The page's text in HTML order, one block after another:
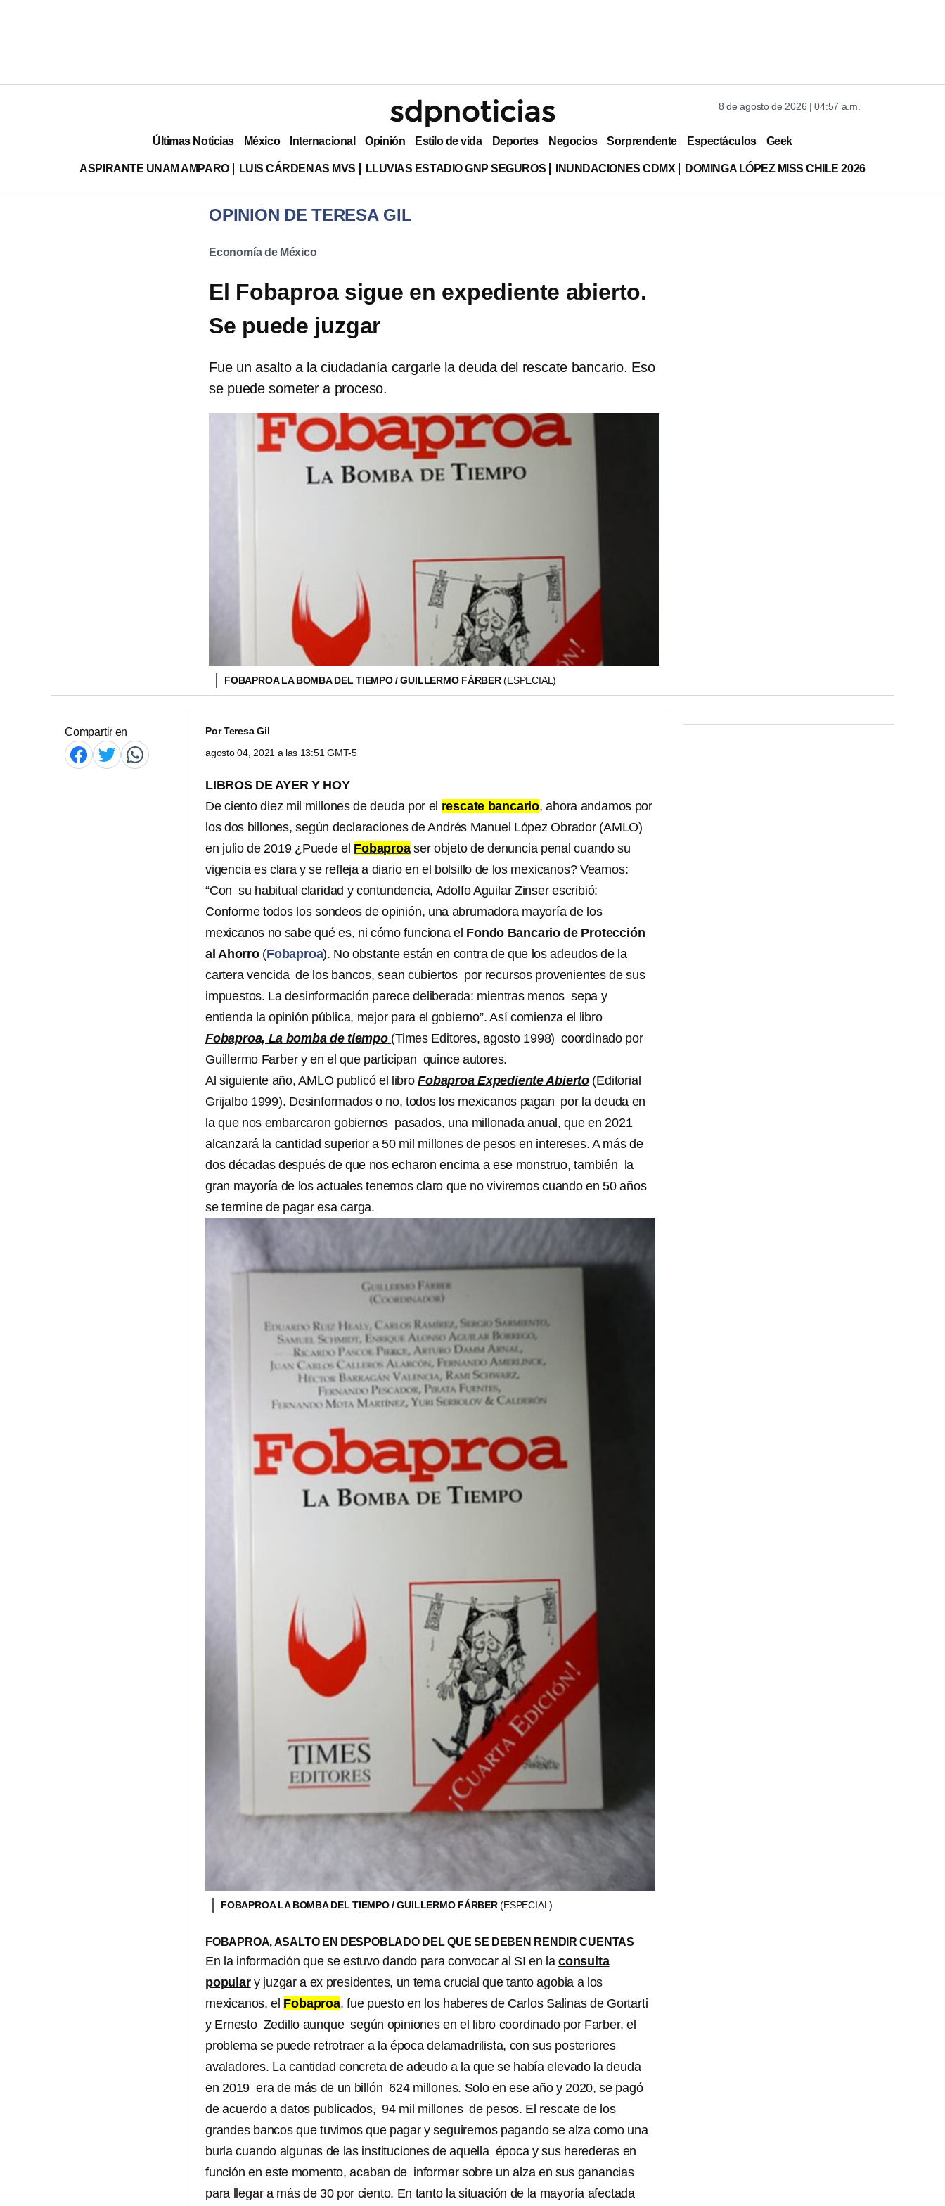
8 de agosto de 2026 | 04:57 a.m.
Últimas Noticias México Internacional Opinión Estilo de vida Deportes Negocios Sorprendente Espectáculos Geek
ASPIRANTE UNAM AMPARO LUIS CÁRDENAS MVS LLUVIAS ESTADIO GNP SEGUROS INUNDACIONES CDMX DOMINGA LÓPEZ MISS CHILE 2026
OPINIÓN DE TERESA GIL
Economía de México
El Fobaproa sigue en expediente abierto.
Se puede juzgar
Fue un asalto a la ciudadanía cargarle la deuda del rescate bancario. Eso
se puede someter a proceso.
FOBAPROA LA BOMBA DEL TIEMPO / GUILLERMO FÁRBER(ESPECIAL)
Compartir en PorTeresa Gil
agosto 04, 2021 a las 13:51 GMT-5
LIBROS DE AYER Y HOY
De ciento diez mil millones de deuda por el rescate bancario, ahora andamos por
los dos billones, según declaraciones de Andrés Manuel López Obrador (AMLO)
en julio de 2019 ¿Puede el Fobaproaser objeto de denuncia penal cuando su
vigencia es clara y se refleja a diario en el bolsillo de los mexicanos? Veamos:
“Con su habitual claridad y contundencia, Adolfo Aguilar Zinser escribió:
Conforme todos los sondeos de opinión, una abrumadora mayoría de los
mexicanos no sabe qué es, ni cómo funciona el Fondo Bancario de Protección
al Ahorro(Fobaproa). No obstante están en contra de que los adeudos de la
cartera vencida de los bancos, sean cubiertos por recursos provenientes de sus
impuestos. La desinformación parece deliberada: mientras menos sepa y
entienda la opinión pública, mejor para el gobierno”. Así comienza el libro
Fobaproa, La bomba de tiempo (Times Editores, agosto 1998) coordinado por
Guillermo Farber y en el que participan quince autores.
Al siguiente año, AMLO publicó el libroFobaproa Expediente Abierto (Editorial
Grijalbo 1999). Desinformados o no, todos los mexicanos pagan por la deuda en
la que nos embarcaron gobiernos pasados, una millonada anual, que en 2021
alcanzará la cantidad superior a 50 mil millones de pesos en intereses. A más de
dos décadas después de que nos echaron encima a ese monstruo, también la
gran mayoría de los actuales tenemos claro que no viviremos cuando en 50 años
se termine de pagar esa carga.
FOBAPROA LA BOMBA DEL TIEMPO / GUILLERMO FÁRBER(ESPECIAL)
FOBAPROA, ASALTO EN DESPOBLADO DEL QUE SE DEBEN RENDIR CUENTAS
En la información que se estuvo dando para convocar al SI en la consulta
populary juzgar a ex presidentes, un tema crucial que tanto agobia a los
mexicanos, el Fobaproa, fue puesto en los haberes de Carlos Salinas de Gortarti
y Ernesto Zedillo aunque según opiniones en el libro coordinado por Farber, el
problema se puede retrotraer a la época delamadrilista, con sus posteriores
avaladores. La cantidad concreta de adeudo a la que se había elevado la deuda
en 2019 era de más de un billón 624 millones. Solo en ese año y 2020, se pagó
de acuerdo a datos publicados, 94 mil millones de pesos. El rescate de los
grandes bancos que tuvimos que pagar y seguiremos pagando se alza como una
burla cuando algunas de las instituciones de aquella época y sus herederas en
función en este momento, acaban de informar sobre un alza en sus ganancias
para llegar a más de 30 por ciento. En tanto la situación de la mayoría afectada